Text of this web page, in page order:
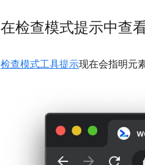
在检查模式提示中查
检查模式工具提示现在会指明元